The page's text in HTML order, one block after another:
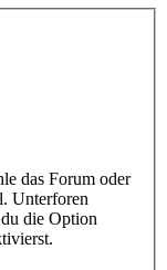
das Forum oder
Unterforen
die Option